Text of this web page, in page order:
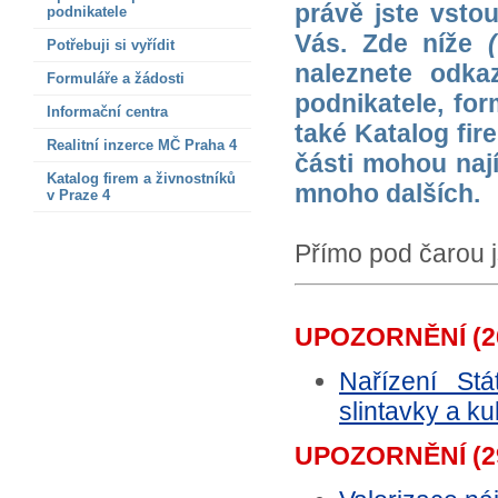
podnikatele
Potřebuji si vyřídit
Formuláře a žádosti
Informační centra
Realitní inzerce MČ Praha 4
Katalog firem a živnostníků
v Praze 4
právě jste
Vás. Zde níže
naleznete
podnikatele,
také Katalog
části mohou
mnoho dalších.
Přímo pod čarou
UPOZORNĚNÍ
Nařízení
slintavky a
UPOZORNĚNÍ